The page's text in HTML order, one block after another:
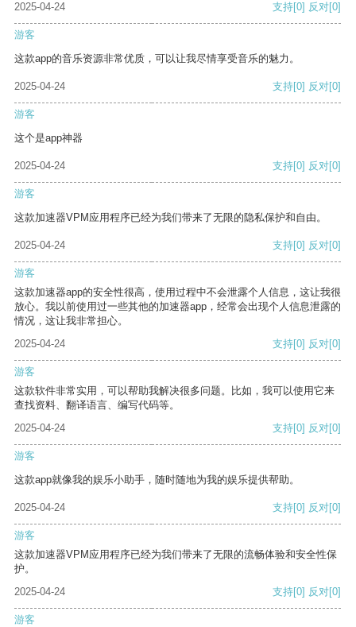
2025-04-24 支持[0] 反对[0]
游客
这款app的音乐资源非常优质，可以让我尽情享受音乐的魅力。
2025-04-24 支持[0] 反对[0]
游客
这个是app神器
2025-04-24 支持[0] 反对[0]
游客
这款加速器VPM应用程序已经为我们带来了无限的隐私保护和自由。
2025-04-24 支持[0] 反对[0]
游客
这款加速器app的安全性很高，使用过程中不会泄露个人信息，这让我很
放心。我以前使用过一些其他的加速器app，经常会出现个人信息泄露的
情况，这让我非常担心。
2025-04-24
支持[0] 反对[0]
游客
这款软件非常实用，可以帮助我解决很多问题。比如，我可以使用它来
查找资料、翻译语言、编写代码等。
2025-04-24
支持[0] 反对[0]
游客
这款app就像我的娱乐小助手，随时随地为我的娱乐提供帮助。
2025-04-24 支持[0] 反对[0]
游客
这款加速器VPM应用程序已经为我们带来了无限的流畅体验和安全性保
护。
2025-04-24
支持[0] 反对[0]
游客